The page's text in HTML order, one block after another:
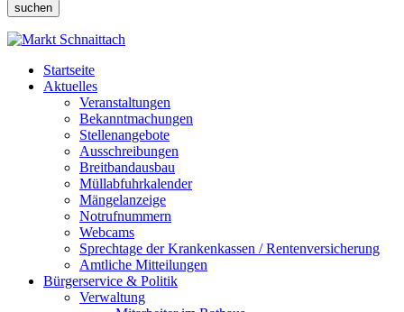
suchen
Startseite
Aktuelles
Veranstaltungen
Bekanntmachungen
Stellenangebote
Ausschreibungen
Breitbandausbau
Müllabfuhrkalender
Mängelanzeige
Notrufnummern
Webcams
Sprechtage der Krankenkassen / Rentenversicherung
Amtliche Mitteilungen
Bürgerservice & Politik
Verwaltung